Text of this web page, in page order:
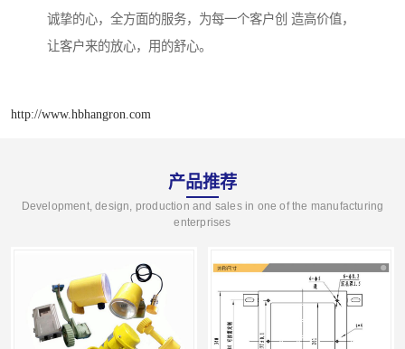
诚挚的心，全方面的服务，为每一个客户创 造高价值，
让客户来的放心，用的舒心。
http://www.hbhangron.com
产品推荐
Development, design, production and sales in one of the manufacturing
enterprises